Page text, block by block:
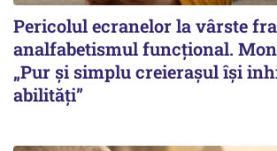
Pericolul ecranelor la vârste
analfabetismul funcțional.
„Pur și simplu creierașul își
abilități”